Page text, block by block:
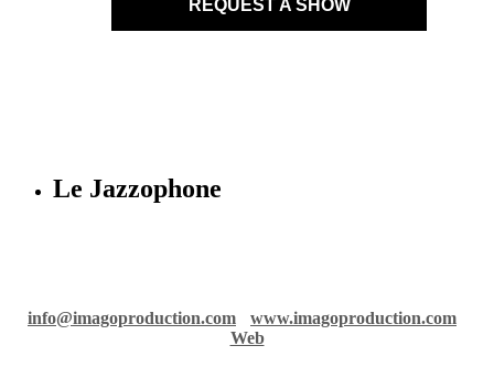
REQUEST A SHOW
Le Jazzophone
info@imagoproduction.com
www.imagoproduction.com
Web